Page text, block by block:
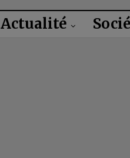
Actualité